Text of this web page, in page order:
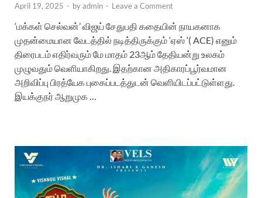
April 19, 2025 - byadmin - Leave a Comment
‘மக்கள் செல்வன்’ விஜய் சேதுபதி கதையின் நாயகனாக
முதன்மையான வேடத்தில் நடித்திருக்கும் ‘ஏஸ் ‘( ACE) எனும்
திரைபடம் எதிர்வரும் மே மாதம் 23ஆம் தேதியன்று உலகம்
முழுவதும் வெளியாகிறது. இதற்கான அதிகாரப்பூர்வமான
அறிவிப்பு பிரத்யேக புகைப்படத்துடன் வெளியிடப்பட்டுள்ளது.
இயக்குநர் ஆறுமுக …